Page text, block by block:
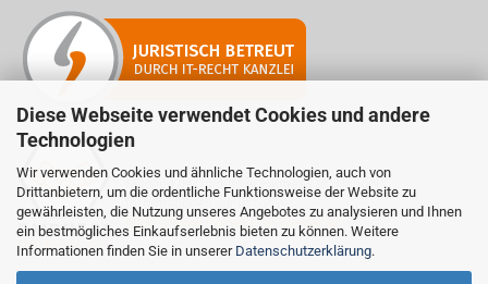
Diese Webseite verwendet Cookies und andere
Technologien
Wir verwenden Cookies und ähnliche Technologien, auch von
Drittanbietern, um die ordentliche Funktionsweise der Website zu
gewährleisten, die Nutzung unseres Angebotes zu analysieren und Ihnen
ein bestmögliches Einkaufserlebnis bieten zu können. Weitere
Informationen finden Sie in unserer Datenschutzerklärung.
Mitglied der Initiative "Fairness im Handel".
Informationen zur Initiative:
https://www.fairness-im-handel.de